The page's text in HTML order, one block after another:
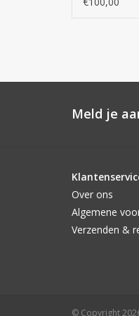
Meld je
Over ons
Algemene
Verzenden &
© Copyright